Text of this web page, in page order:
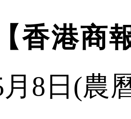
香港商
月8日(農